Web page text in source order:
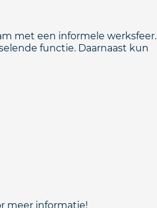
met een informele werksfeer.
functie. Daarnaast kun
meer informatie!